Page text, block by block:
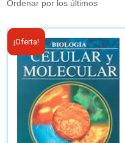
¡Oferta!
El
precio
original
era:
B/.40.00.
El
es: